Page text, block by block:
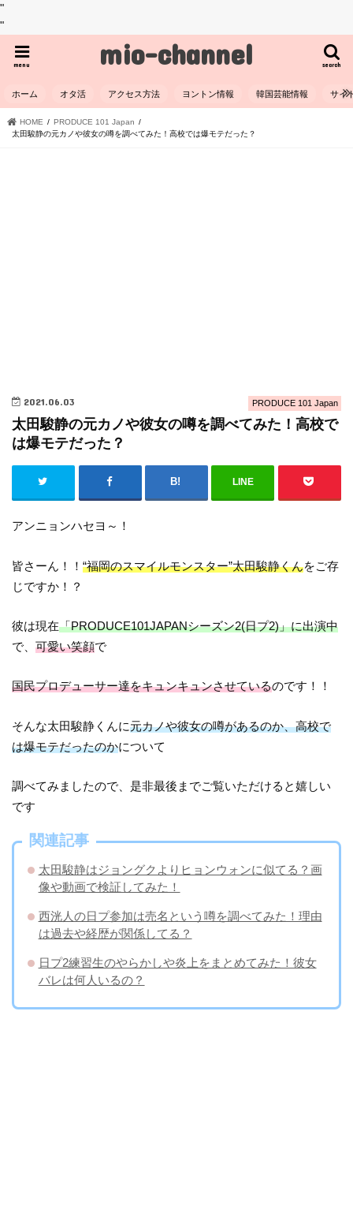
"
"
mio-channel search
menu
ホーム オタ活 アクセス方法 ヨントン情報 韓国芸能情報 サイ
HOME
PRODUCE 101 Japan
太田駿静の元カノや彼女の噂を調べてみた！高校では爆モテだった？
PRODUCE 101 Japan
2021.06.03
太田駿静の元カノや彼女の噂を調べてみた！高校で
は爆モテだった？
LINE
アンニョンハセヨ～！
皆さーん！！“福岡のスマイルモンスター”太田駿静くんをご存
じですか！？
彼は現在「PRODUCE101JAPANシーズン2(日プ2)」に出演中
で、可愛い笑顔で
国民プロデューサー達をキュンキュンさせているのです！！
そんな太田駿静くんに元カノや彼女の噂があるのか、高校で
は爆モテだったのかについて
調べてみましたので、是非最後までご覧いただけると嬉しい
です
関連記事
太田駿静はジョングクよりヒョンウォンに似てる？画
像や動画で検証してみた！
西洸人の日プ参加は売名という噂を調べてみた！理由
は過去や経歴が関係してる？
日プ2練習生のやらかしや炎上をまとめてみた！彼女
バレは何人いるの？